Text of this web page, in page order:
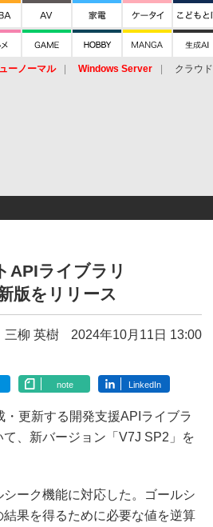
ーノーマル Windows Server クラウド
APIライブラリ
版をリリース
三柳 英樹 2024年10月11日 13:00
note LinkedIn
更新する開発支援APIライブラ
、新バージョン「V7J SP2」を
ーク機能に対応した。ゴールシ
果を得るために必要な値を逆算